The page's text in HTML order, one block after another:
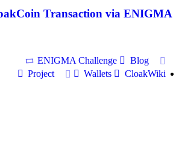
Transaction via ENIGMA
ENIGMA Challenge
Blog
Project
Wallets CloakWiki